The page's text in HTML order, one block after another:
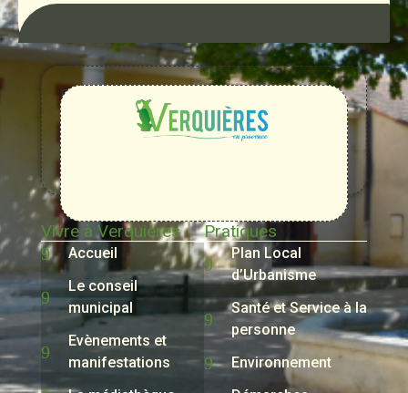
Entre
Rhône,
Alpilles
et
Durance
Vivre à Verquières
Accueil
Le conseil
municipal
Evènements et
manifestations
Pratiques
Plan Local
d’Urbanisme
Santé et Service à la
personne
Environnement